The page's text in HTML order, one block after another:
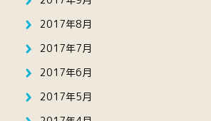
2017年8月
2017年7月
2017年6月
2017年5月